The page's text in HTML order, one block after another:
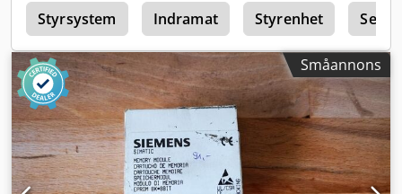
Styrsystem Indramat Styrenhet
Småannons